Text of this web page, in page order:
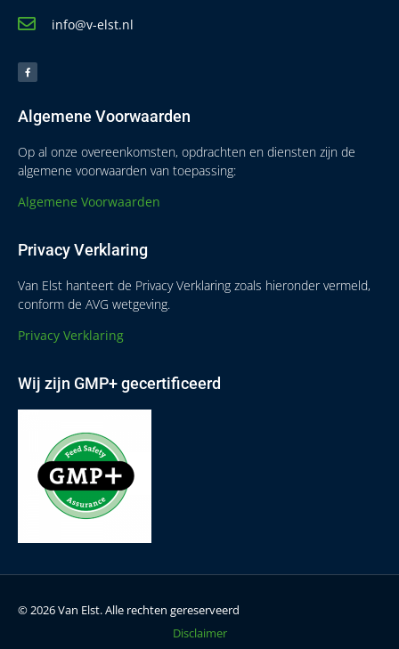
info@v-elst.nl
Algemene Voorwaarden
Op al onze overeenkomsten, opdrachten en diensten zijn de
algemene voorwaarden van toepassing:
Algemene Voorwaarden
Privacy Verklaring
Van Elst hanteert de Privacy Verklaring zoals hieronder vermeld,
conform de AVG wetgeving.
Privacy Verklaring
Wij zijn GMP+ gecertificeerd
© 2026 Van Elst. Alle rechten gereserveerd
Disclaimer